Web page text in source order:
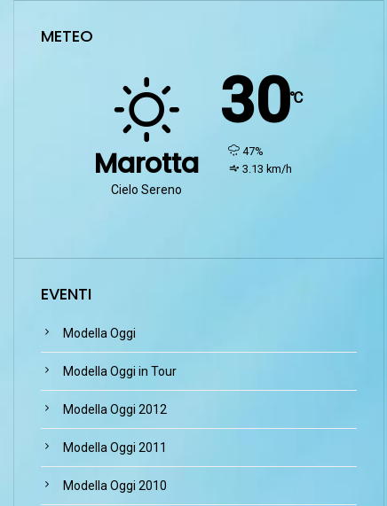
METEO
Marotta
Cielo Sereno
30℃
humidity:
47%
wind:
3.13 km/h
EVENTI
Modella Oggi
Modella Oggi in Tour
Modella Oggi 2012
Modella Oggi 2011
Modella Oggi 2010